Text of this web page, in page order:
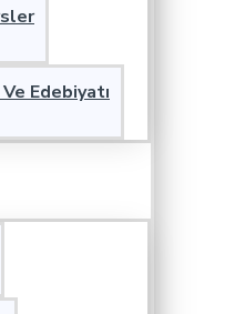
Edebiyatı